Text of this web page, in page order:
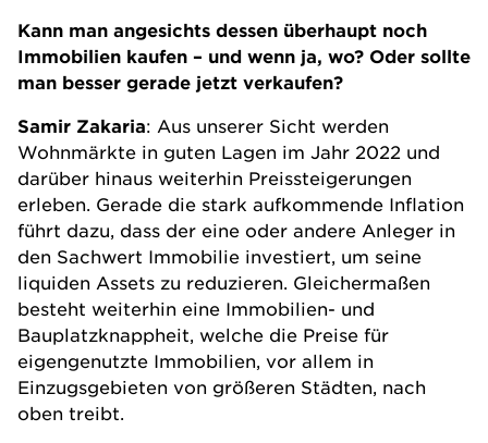
Kann man angesichts dessen überhaupt noch
Immobilien kaufen – und wenn ja, wo? Oder sollte
man besser gerade jetzt verkaufen?
Samir Zakaria: Aus unserer Sicht werden
Wohnmärkte in guten Lagen im Jahr 2022 und
darüber hinaus weiterhin Preissteigerungen
erleben. Gerade die stark aufkommende Inflation
führt dazu, dass der eine oder andere Anleger in
den Sachwert Immobilie investiert, um seine
liquiden Assets zu reduzieren. Gleichermaßen
besteht weiterhin eine Immobilien- und
Bauplatzknappheit, welche die Preise für
eigengenutzte Immobilien, vor allem in
Einzugsgebieten von größeren Städten, nach
oben treibt.